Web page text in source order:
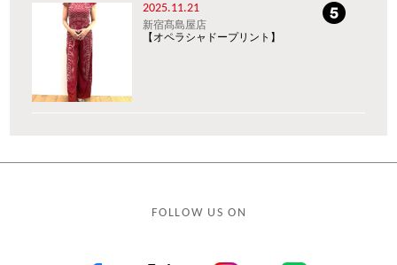
2025.11.21
新宿髙島屋店
【オペラシャドープリント】
FOLLOW US ON